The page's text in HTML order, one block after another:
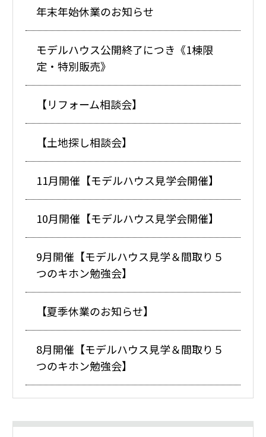
年末年始休業のお知らせ
モデルハウス公開終了につき《1棟限
定・特別販売》
【リフォーム相談会】
【土地探し相談会】
11月開催【モデルハウス見学会開催】
10月開催【モデルハウス見学会開催】
9月開催【モデルハウス見学＆間取り５
つのキホン勉強会】
【夏季休業のお知らせ】
8月開催【モデルハウス見学＆間取り５
つのキホン勉強会】